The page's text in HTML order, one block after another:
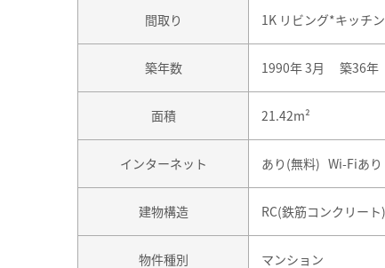
間取り 1K リビング*キッチン
築年数 1990年 3月 築36年
面積 21.42m²
インターネット あり(無料) Wi-Fiあり
建物構造 RC(鉄筋コンクリート)
物件種別 マンション